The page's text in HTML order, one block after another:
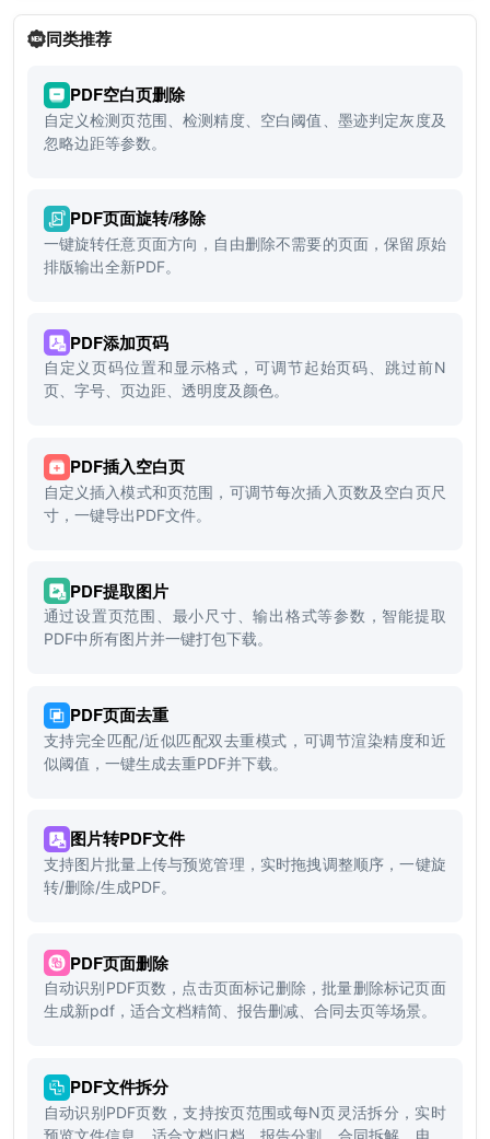
同类推荐
PDF空白页删除
自定义检测页范围、检测精度、空白阈值、墨迹判定灰度及
忽略边距等参数。
PDF页面旋转/移除
一键旋转任意页面方向，自由删除不需要的页面，保留原始
排版输出全新PDF。
PDF添加页码
自定义页码位置和显示格式，可调节起始页码、跳过前N
页、字号、页边距、透明度及颜色。
PDF插入空白页
自定义插入模式和页范围，可调节每次插入页数及空白页尺
寸，一键导出PDF文件。
PDF提取图片
通过设置页范围、最小尺寸、输出格式等参数，智能提取
PDF中所有图片并一键打包下载。
PDF页面去重
支持完全匹配/近似匹配双去重模式，可调节渲染精度和近
似阈值，一键生成去重PDF并下载。
图片转PDF文件
支持图片批量上传与预览管理，实时拖拽调整顺序，一键旋
转/删除/生成PDF。
PDF页面删除
自动识别PDF页数，点击页面标记删除，批量删除标记页面
生成新pdf，适合文档精简、报告删减、合同去页等场景。
PDF文件拆分
自动识别PDF页数，支持按页范围或每N页灵活拆分，实时
预览文件信息，适合文档归档、报告分割、合同拆解、电子